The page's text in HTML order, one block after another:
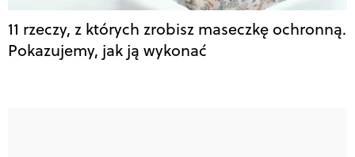
11 rzeczy, z których zrobisz maseczkę ochronną.
Pokazujemy, jak ją wykonać